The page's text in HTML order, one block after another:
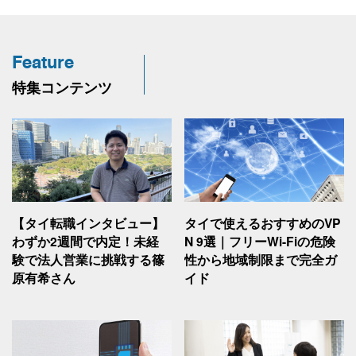
Feature
特集コンテンツ
【タイ転職インタビュー】
わずか2週間で内定！未経
験で法人営業に挑戦する篠
原有希さん
タイで使えるおすすめのVP
N 9選｜フリーWi-Fiの危険
性から地域制限まで完全ガ
イド